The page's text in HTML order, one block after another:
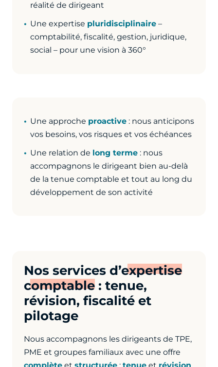
réalité de dirigeant
Une expertise pluridisciplinaire–
comptabilité, fiscalité, gestion, juridique,
social – pour une vision à 360°
Une approche proactive: nous anticipons
vos besoins, vos risques et vos échéances
Une relation de long terme: nous
accompagnons le dirigeant bien au-delà
de la tenue comptable et tout au long du
développement de son activité
Nos services d’expertise
comptable : tenue,
révision, fiscalité et
pilotage
Nous accompagnons les dirigeants de TPE,
PME et groupes familiaux avec une offre